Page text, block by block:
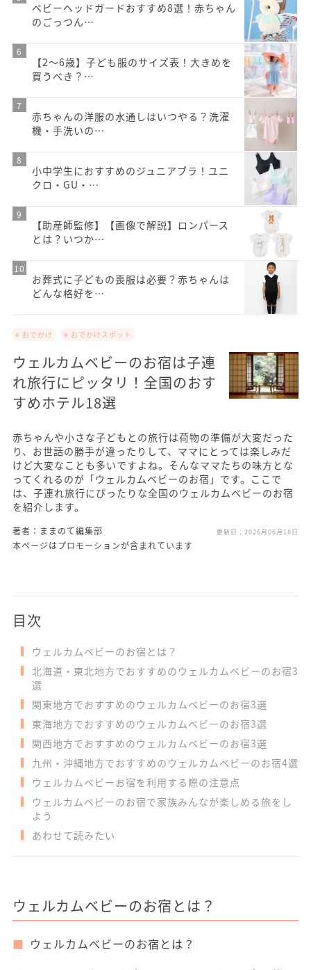
ベビーヘッドガードおすすめ8選！赤ちゃん
のごっつん…
【2～6歳】子ども服のサイズ表！大きめを
買うべき？…
赤ちゃんの洋服の水通しはいつやる？洗濯
機・手洗いの…
小中学生におすすめのジュニアブラ！ユニ
クロ・GU・…
【助産師監修】【画像で解説】ロンパース
とは？いつか…
お葬式に子どもの喪服は必要？赤ちゃんは
どんな格好を…
# おでかけ # おでかけスポット
ウェルカムベビーのお宿は子連
れ旅行にピッタリ！全国のおす
すめホテル18選
赤ちゃんや小さな子どもとの旅行は荷物の準備が大変だった
り、お世話の勝手が違ったりして、ママにとっては楽しみだ
けど大変なことも多いですよね。そんなママたちの味方とな
ってくれるのが「ウェルカムベビーのお宿」です。ここで
は、子連れ旅行にぴったりな全国のウェルカムベビーのお宿
を紹介します。
著者：ままのて編集部 更新日： 2026月06月18日
本ページはプロモーションが含まれています
目次
ウェルカムベビーのお宿とは？
北海道・東北地方でおすすめのウェルカムベビーのお宿3
選
関東地方でおすすめのウェルカムベビーのお宿3選
東海地方でおすすめのウェルカムベビーのお宿3選
関西地方でおすすめのウェルカムベビーのお宿3選
九州・沖縄地方でおすすめのウェルカムベビーのお宿4選
ウェルカムベビーお宿を利用する際の注意点
ウェルカムベビーのお宿で家族みんなが楽しめる旅をし
よう
あわせて読みたい
ウェルカムベビーのお宿とは？
ウェルカムベビーのお宿とは？